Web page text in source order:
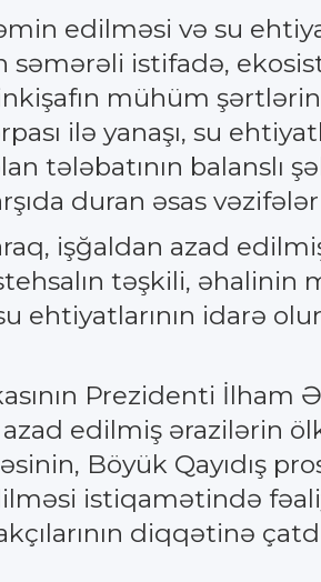
edilməsi və su
istifadə,
mühüm
ilə yanaşı, su
tələbatının balanslı
duran əsas vəzifələr
işğaldan azad
təşkili,
ehtiyatlarının idarə
Prezidenti
edilmiş ərazilərin
Böyük Qayıdış
istiqamətində
diqqətinə